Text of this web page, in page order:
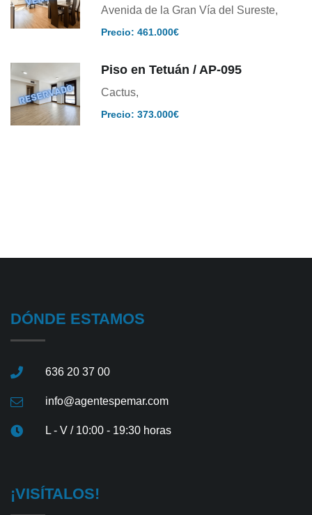
Avenida de la Gran Vía del Sureste,
Precio: 461.000€
Piso en Tetuán / AP-095
Cactus,
Precio: 373.000€
DÓNDE ESTAMOS
636 20 37 00
info@agentespemar.com
L - V / 10:00 - 19:30 horas
¡VISÍTALOS!